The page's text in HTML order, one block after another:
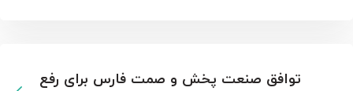
توافق صنعت پخش و صمت فارس برای رفع